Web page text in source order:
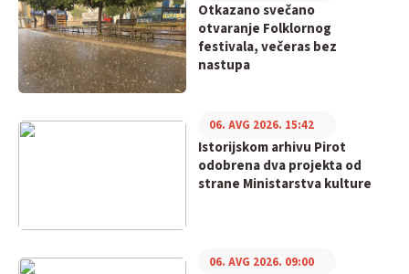
Otkazano svečano
otvaranje Folklornog
festivala, večeras bez
nastupa
Istorijskom arhivu Pirot
odobrena dva projekta od
strane Ministarstva kulture
06. AVG 2026. 15:42
06. AVG 2026. 09:00